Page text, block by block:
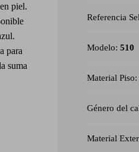
Referencia
Modelo: 510
Material Piso:
Género del
Material
piel.
para
suma